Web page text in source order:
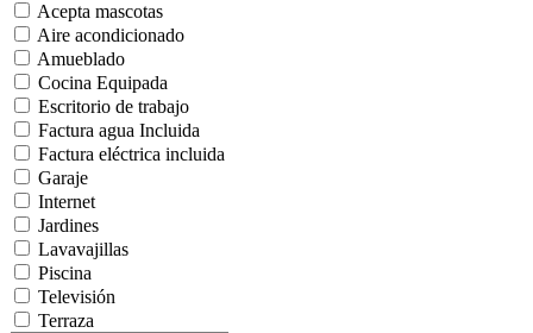
Acepta mascotas
Aire acondicionado
Amueblado
Cocina Equipada
Escritorio de trabajo
Factura agua Incluida
Factura eléctrica incluida
Garaje
Internet
Jardines
Lavavajillas
Piscina
Televisión
Terraza